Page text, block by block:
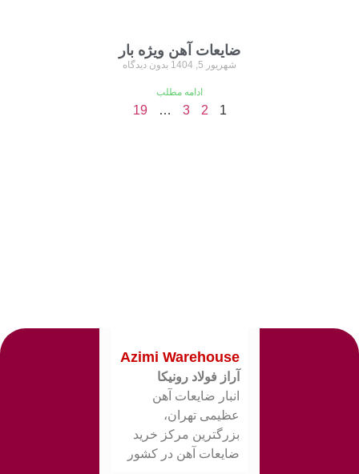
ضایعات آهن ویژه بار
شهریور 5, 1404 بدون دیدگاه
ادامه مطلب
1
2
3
…
19
Azimi Warehouse
آراز فولاد رونیکا
انبار ضایعات آهن
عظیمی تهران،
بزرگترین مرکز خرید
ضایعات آهن در کشور